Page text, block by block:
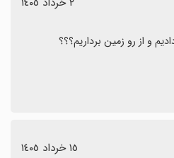
١٥ خرداد ١٤٠٥